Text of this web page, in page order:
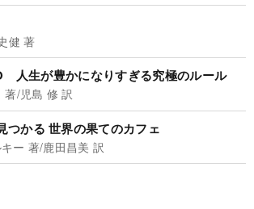
健 著
人生が豊かになりすぎる究極のルール
著/児島 修 訳
つかる 世界の果てのカフェ
ー 著/鹿田昌美 訳